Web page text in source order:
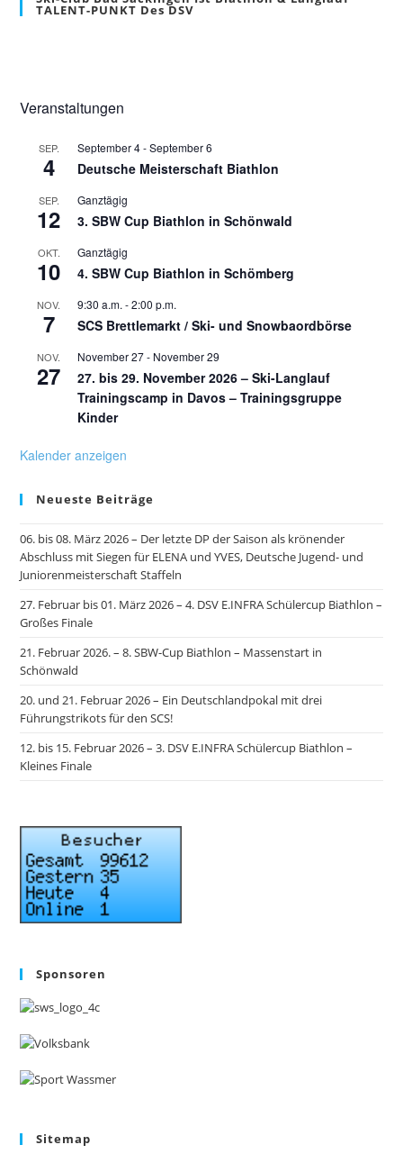
TALENT-PUNKT Des DSV
Veranstaltungen
SEP.
4
September 4-September 6
Deutsche Meisterschaft Biathlon
SEP.
12
Ganztägig
3. SBW Cup Biathlon in Schönwald
OKT.
10
Ganztägig
4. SBW Cup Biathlon in Schömberg
NOV.
7
9:30 a.m. -2:00 p.m.
SCS Brettlemarkt / Ski- und Snowbaordbörse
NOV.
27
November 27- November 29
27. bis 29. November 2026 – Ski-Langlauf
Trainingscamp in Davos – Trainingsgruppe
Kinder
Kalender anzeigen
Neueste Beiträge
06. bis 08. März 2026 – Der letzte DP der Saison als krönender
Abschluss mit Siegen für ELENA und YVES, Deutsche Jugend- und
Juniorenmeisterschaft Staffeln
27. Februar bis 01. März 2026 – 4. DSV E.INFRA Schülercup Biathlon –
Großes Finale
21. Februar 2026. – 8. SBW-Cup Biathlon – Massenstart in
Schönwald
20. und 21. Februar 2026 – Ein Deutschlandpokal mit drei
Führungstrikots für den SCS!
12. bis 15. Februar 2026 – 3. DSV E.INFRA Schülercup Biathlon –
Kleines Finale
Sponsoren
Sitemap